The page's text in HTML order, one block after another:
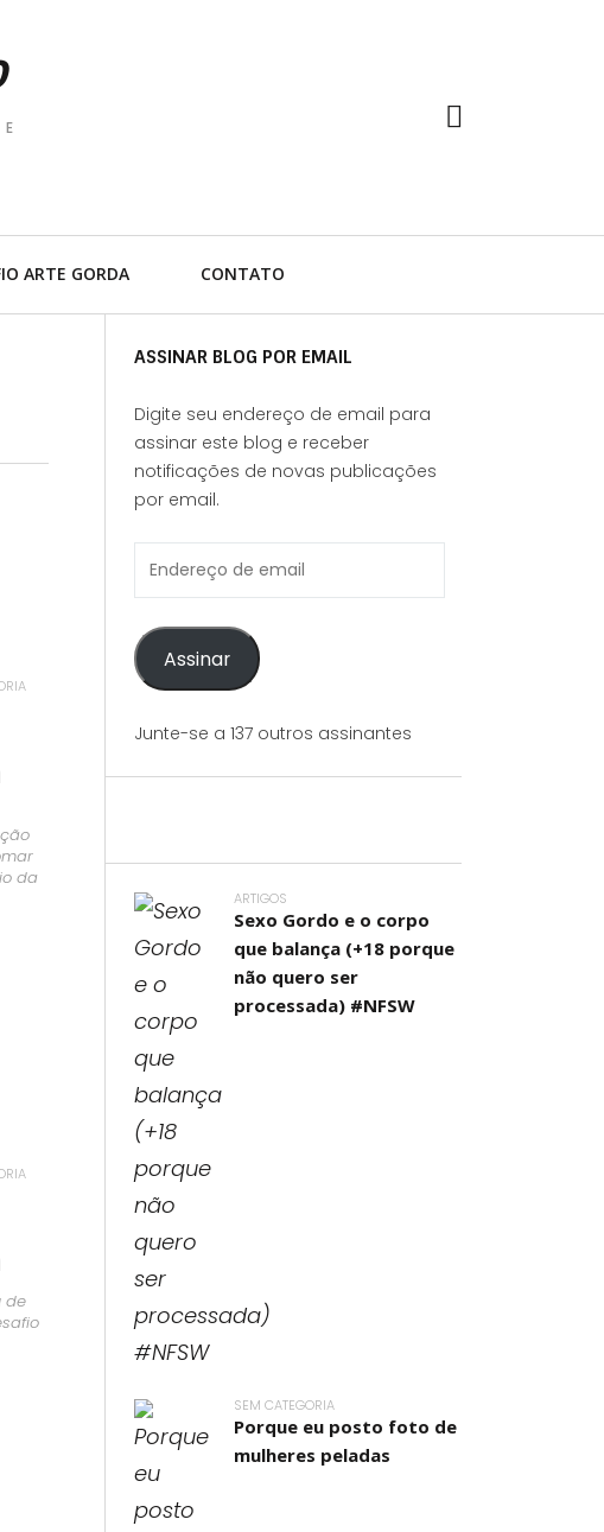
ARTE GORDA CONTATO
da
de
ASSINAR BLOG POR EMAIL
Digite seu endereço de email para
assinar este blog e receber
notificações de novas publicações
por email.
Assinar
Junte-se a 137 outros assinantes
ARTIGOS
Sexo Gordo e o corpo
que balança (+18 porque
não quero ser
processada) #NFSW
SEM CATEGORIA
Porque eu posto foto de
mulheres peladas